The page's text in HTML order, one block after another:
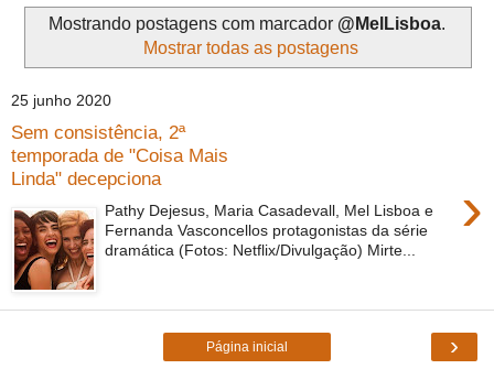
Mostrando postagens com marcador @MelLisboa.
Mostrar todas as postagens
25 junho 2020
Sem consistência, 2ª
temporada de "Coisa Mais
Linda" decepciona
›
Pathy Dejesus, Maria Casadevall, Mel Lisboa e
Fernanda Vasconcellos protagonistas da série
dramática (Fotos: Netflix/Divulgação) Mirte...
›
Página inicial